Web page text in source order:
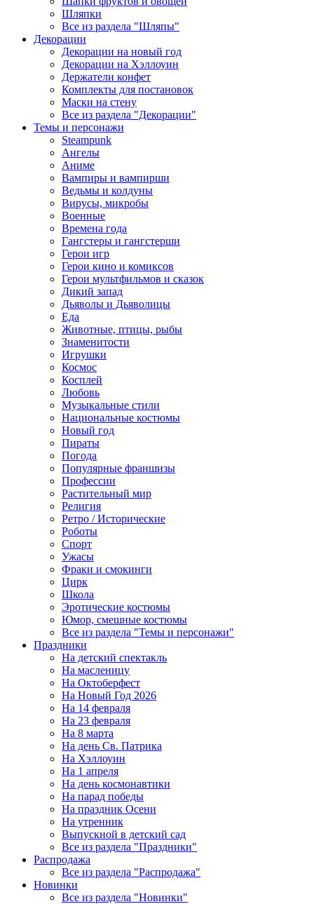
Шляпки
Все из раздела "Шляпы"
Декорации
Декорации на новый год
Декорации на Хэллоуин
Держатели конфет
Комплекты для постановок
Маски на стену
Все из раздела "Декорации"
Темы и персонажи
Steampunk
Ангелы
Аниме
Вампиры и вампирши
Ведьмы и колдуны
Вирусы, микробы
Военные
Времена года
Гангстеры и гангстерши
Герои игр
Герои кино и комиксов
Герои мультфильмов и сказок
Дикий запад
Дьяволы и Дьяволицы
Еда
Животные, птицы, рыбы
Знаменитости
Игрушки
Космос
Косплей
Любовь
Музыкальные стили
Национальные костюмы
Новый год
Пираты
Погода
Популярные франшизы
Профессии
Растительный мир
Религия
Ретро / Исторические
Роботы
Спорт
Ужасы
Фраки и смокинги
Цирк
Школа
Эротические костюмы
Юмор, смешные костюмы
Все из раздела "Темы и персонажи"
Праздники
На детский спектакль
На масленицу
На Октоберфест
На Новый Год 2026
На 14 февраля
На 23 февраля
На 8 марта
На день Св. Патрика
На Хэллоуин
На 1 апреля
На день космонавтики
На парад победы
На праздник Осени
На утренник
Выпускной в детский сад
Все из раздела "Праздники"
Распродажа
Все из раздела "Распродажа"
Новинки
Все из раздела "Новинки"